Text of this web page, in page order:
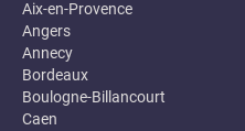
Aix-en-Provence
Angers
Annecy
Bordeaux
Boulogne-Billancourt
Caen